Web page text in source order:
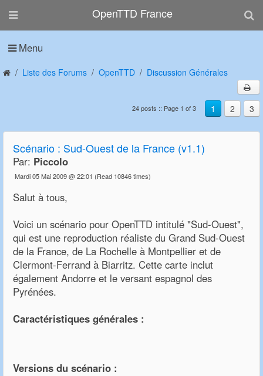
OpenTTD France
Menu
Liste des Forums OpenTTD Discussion Générales
1 2 3
24 posts :: Page 1 of 3
Scénario : Sud-Ouest de la France (v1.1)
Par: Piccolo
Mardi 05 Mai 2009 @ 22:01 (Read 10846 times)
Salut à tous,
Voici un scénario pour OpenTTD intitulé "Sud-Ouest",
qui est une reproduction réaliste du Grand Sud-Ouest
de la France, de La Rochelle à Montpellier et de
Clermont-Ferrand à Biarritz. Cette carte inclut
également Andorre et le versant espagnol des
Pyrénées.
Caractéristiques générales :
Versions du scénario :